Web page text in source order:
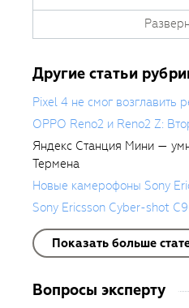
которая
Автор
Другие статьи
Pixel 4 не смог возглавить
OPPO Reno2 и Reno2 Z:
Яндекс Станция Мини —
Термена
Новые камерофоны Sony
Sony Ericsson Cyber-shot
Показать больше
Вопросы эксперту